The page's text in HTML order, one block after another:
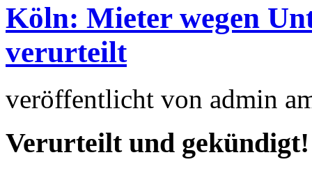
Köln: Mieter wegen
verurteilt
veröffentlicht von admin
Verurteilt und gekündigt!